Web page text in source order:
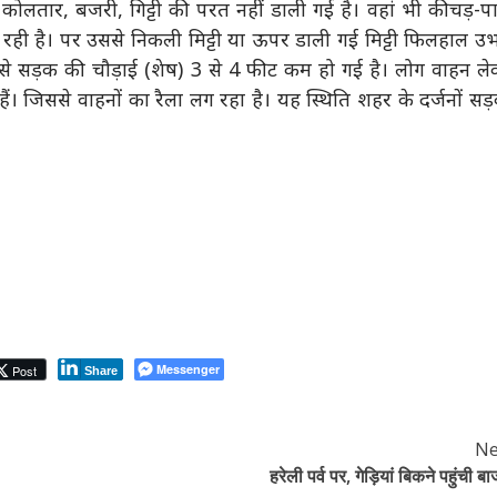
बजरी, गिट्टी की परत नहीं डाली गई है। वहां भी कीचड़-
है। पर उससे निकली मिट्टी या ऊपर डाली गई मिट्टी फिलहाल
सड़क की चौड़ाई (शेष) 3 से 4 फीट कम हो गई है। लोग वाहन
वाहनों का रैला लग रहा है। यह स्थिति शहर के दर्जनों
Post Share Messenger
हरेली पर्व पर, गेड़ियां बिकने पहुंची